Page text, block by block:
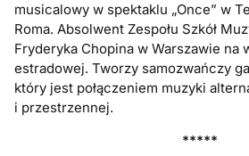
musicalowy w spektaklu „Once” w
Roma. Absolwent Zespołu Szkół
Fryderyka Chopina w Warszawie na
estradowej. Tworzy samozwańczy
który jest połączeniem muzyki
i przestrzennej.
*****